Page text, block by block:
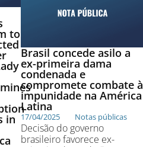
to
in
Brasil concede asilo a
ex-primeira dama
condenada e
compromete combate à
impunidade na América
Latina
17/04/2025 Notas públicas
Decisão do governo
brasileiro favorece ex-